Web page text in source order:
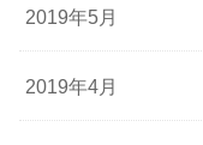
2019年5月
2019年4月